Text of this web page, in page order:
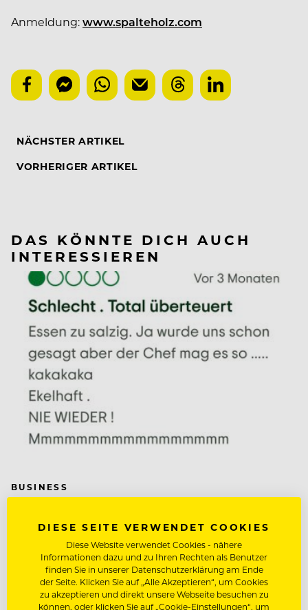
Anmeldung:www.spalteholz.com
NÄCHSTER ARTIKEL
VORHERIGER ARTIKEL
DAS KÖNNTE DICH AUCH
INTERESSIEREN
BUSINESS
entscheiden
Fluch & Segen von Online-Bewertungen. Sie sind
das mächtigste Marketinginstrument, das die
Gastronomie je hatte.
DIESE SEITE VERWENDET COOKIES
Diese Website verwendet Cookies - nähere
Informationen dazu und zu Ihren Rechten als Benutzer
finden Sie in unserer Datenschutzerklärung am Ende
der Seite. Klicken Sie auf „Alle Akzeptieren“, um Cookies
zu akzeptieren und direkt unsere Webseite besuchen zu
können, oder klicken Sie auf „Cookie-Einstellungen“, um